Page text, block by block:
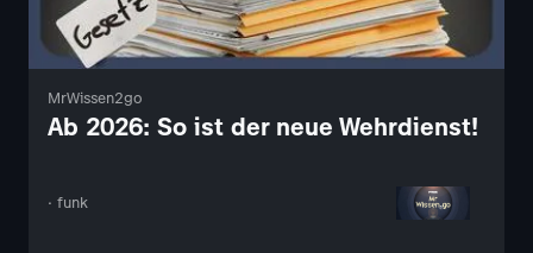
MrWissen2go
Ab 2026: So ist der neue Wehrdienst!
· funk